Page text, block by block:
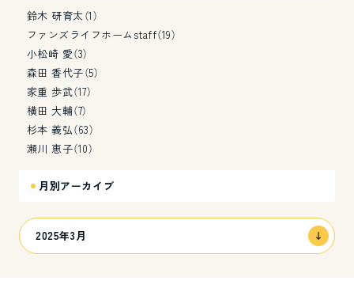
鈴木 研育太（1）
ファンズライフホームstaff（19）
小松崎 愛（3）
森田 香代子（5）
家重 歩武（17）
横田 大輔（7）
杉本 義弘（63）
瀬川 恵子（10）
月別アーカイブ
2025年3月